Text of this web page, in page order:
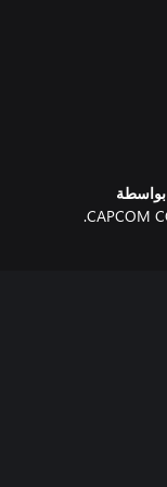
حتى في حالة إذا قمت
توخي الحذر وعدم
CAPCOM